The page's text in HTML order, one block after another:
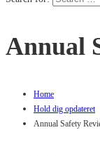
blæser
Annual
Home
Hold dig opdateret
Annual Safety